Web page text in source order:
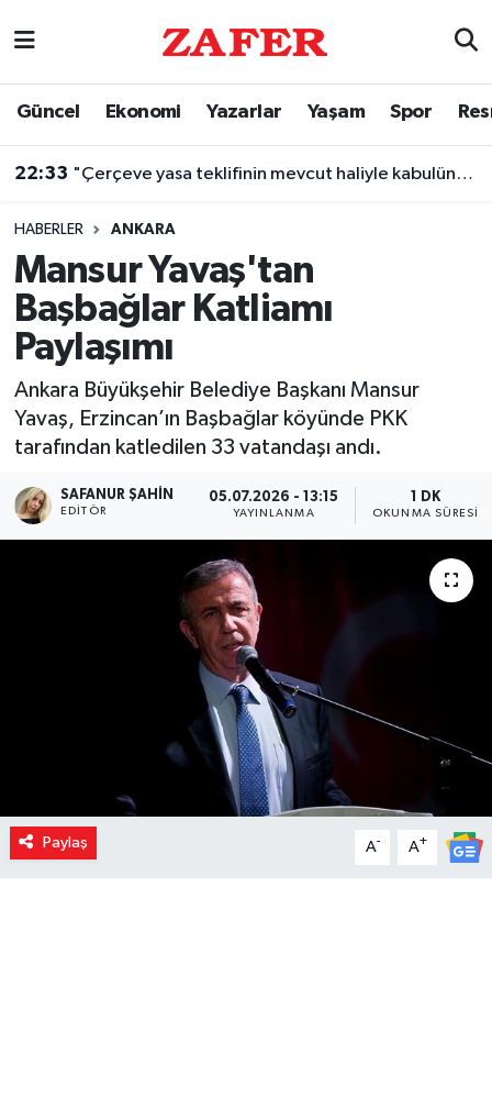
Güncel Ekonomi Yazarlar Yaşam Spor
22:33 "Çerçeve yasa teklifinin mevcut haliyle kabulünü doğru bulmuyoruz"
HABERLER ANKARA
Mansur Yavaş'tan
Başbağlar Katliamı
Paylaşımı
Ankara Büyükşehir Belediye Başkanı Mansur
Yavaş, Erzincan’ın Başbağlar köyünde PKK
tarafından katledilen 33 vatandaşı andı.
SAFANUR ŞAHIN
EDITÖR
05.07.2026 - 13:15
YAYINLANMA
1 DK
OKUNMA SÜRESI
Paylaş A- A+
Nöbetçi Eczaneler
Trafik Durumu
Süper Lig Puan Durumu ve Fikstür
Tüm Manşetler
Son Dakika Haberleri